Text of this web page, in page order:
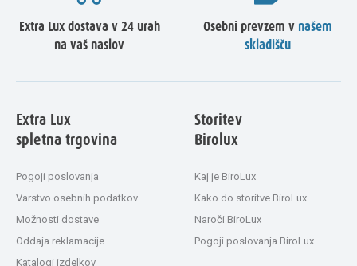
Extra Lux dostava v 24 urah
na vaš naslov
Osebni prevzem v našem
skladišču
Extra Lux
spletna trgovina
Pogoji poslovanja
Varstvo osebnih podatkov
Možnosti dostave
Oddaja reklamacije
Katalogi izdelkov
Storitev
Birolux
Kaj je BiroLux
Kako do storitve BiroLux
Naroči BiroLux
Pogoji poslovanja BiroLux